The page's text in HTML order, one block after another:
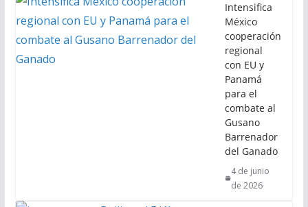
Intensifica
México
cooperación
regional
con EU y
Panamá
para el
combate al
Gusano
Barrenador
del Ganado
4 de junio
de 2026